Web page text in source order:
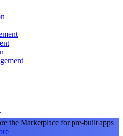
the Marketplace for pre-built apps